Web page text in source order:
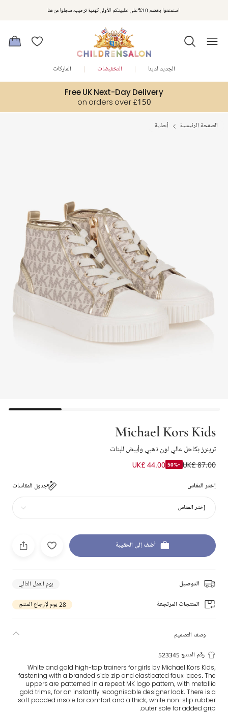
استمتعوا بخصم 10% على طلبيتكم الأولى كهدية ترحيب. سجلوا من هنا
Free UK Next-Day Delivery
on orders over £150
الجديد لدينا التخفيضات الماركات
الصفحة الرئيسية أحذية
Michael Kors Kids
ترينرز بكاحل عالي لون ذهبي وأبيض للبنات
UK£ 87.00
-50%
UK£ 44.00
إختر المقاس جدول المقاسات
إختر المقاس
أضف إلى الحقيبة
التوصيل يوم العمل التالي
المنتجات المرتجعة 28 يوم لإرجاع المنتج
وصف التصميم
رقم المنتج 523345
White and gold high-top trainers for girls by Michael Kors Kids,
fastening with a branded side zip and elasticated faux laces. The
uppers are patterned in a repeat MK logo pattern, with metallic
gold trims, for an instantly recognisable designer look. There is a
soft padded insole for comfort and a thick, white non-slip rubber
outer sole for added grip.